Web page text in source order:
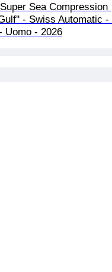
Sea Compression
- Swiss Automatic -
Uomo - 2026